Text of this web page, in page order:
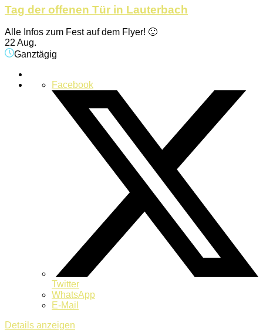
Tag der offenen Tür in Lauterbach
Alle Infos zum Fest auf dem Flyer! 🙂
22 Aug.
Ganztägig
Facebook
Twitter
WhatsApp
E-Mail
Details anzeigen